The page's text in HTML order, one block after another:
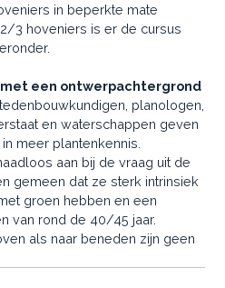
in beperkte mate
3 hoveniers is er de cursus
een ontwerpachtergrond
planologen,
en waterschappen geven
meer plantenkennis.
aan bij de vraag uit de
gemeen dat ze sterk intrinsiek
groen hebben en een
van rond de 40/45 jaar.
als naar beneden zijn geen